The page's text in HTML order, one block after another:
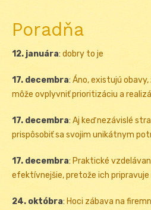
Poradňa
12. januára: dobry to je
17. decembra: Áno, existujú
môže ovplyvniť prioritizáciu a
17. decembra: Aj keď nezávislé
prispôsobiť sa svojim unikátnym
17. decembra: Praktické
efektívnejšie, pretože ich pripravuje
24. októbra: Hoci zábava na